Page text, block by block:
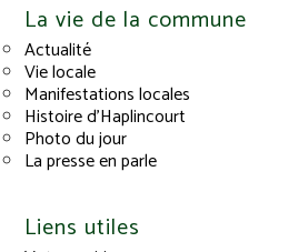
La vie de la commune
Actualité
Vie locale
Manifestations locales
Histoire d’Haplincourt
Photo du jour
La presse en parle
Liens utiles